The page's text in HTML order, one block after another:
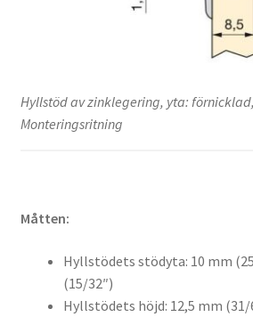
Hyllstöd av zinklegering, yta: förnicklad,
Monteringsritning
Måtten:
Hyllstödets stödyta: 10 mm
(15/32″)
Hyllstödets höjd: 12,5 mm (31/